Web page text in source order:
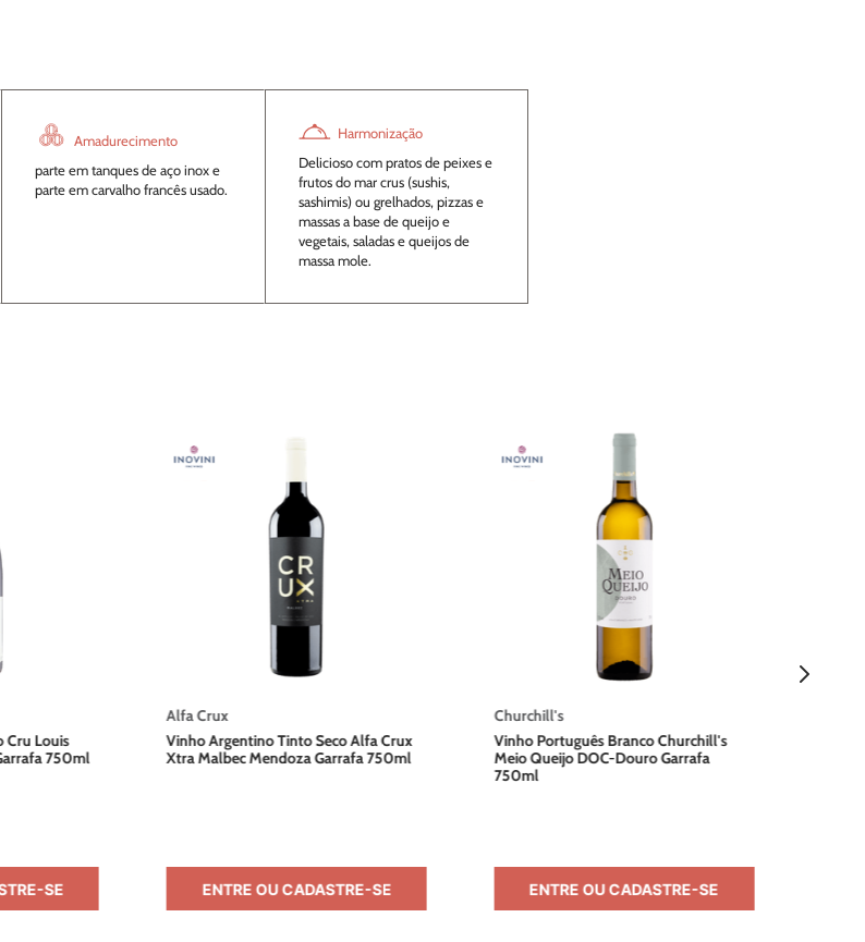
Amadurecimento
parte em tanques de aço inox e
parte em carvalho francês usado.
Harmonização
Delicioso com pratos de peixes e
frutos do mar crus (sushis,
sashimis) ou grelhados, pizzas e
massas a base de queijo e
vegetais, saladas e queijos de
massa mole.
Cru Louis
750ml
SE
Alfa Crux
Vinho Argentino Tinto Seco Alfa Crux
Xtra Malbec Mendoza Garrafa 750ml
ENTRE OU CADASTRE-SE
Churchill's
Vinho Português Branco Churchill's
Meio Queijo DOC-Douro Garrafa
750ml
ENTRE OU CADASTRE-SE